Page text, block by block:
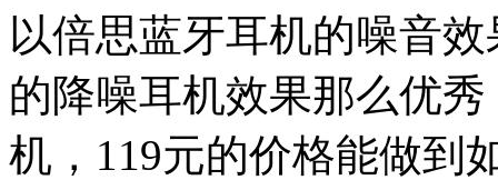
以倍思蓝牙耳机的噪音
的降噪耳机效果那么优
机，119元的价格能做到